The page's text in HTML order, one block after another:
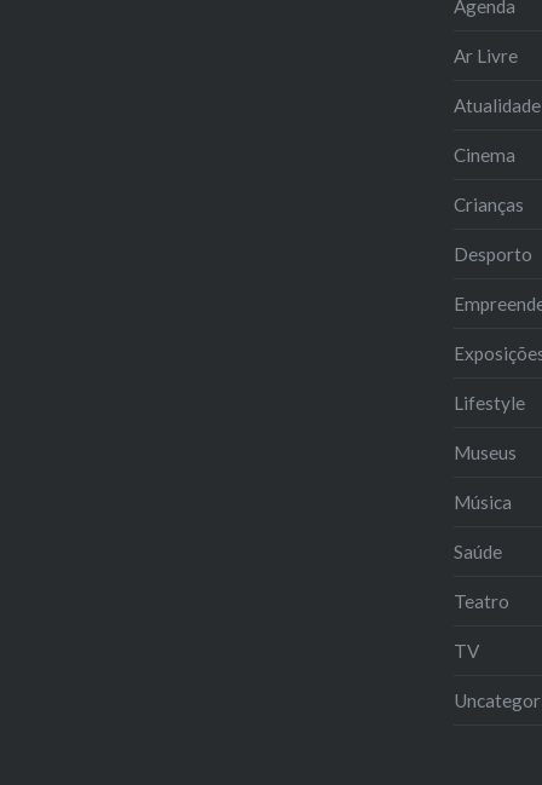
Agenda
Ar Livre
Cinema
Crianças
Desporto
Lifestyle
Museus
Música
Saúde
Teatro
TV